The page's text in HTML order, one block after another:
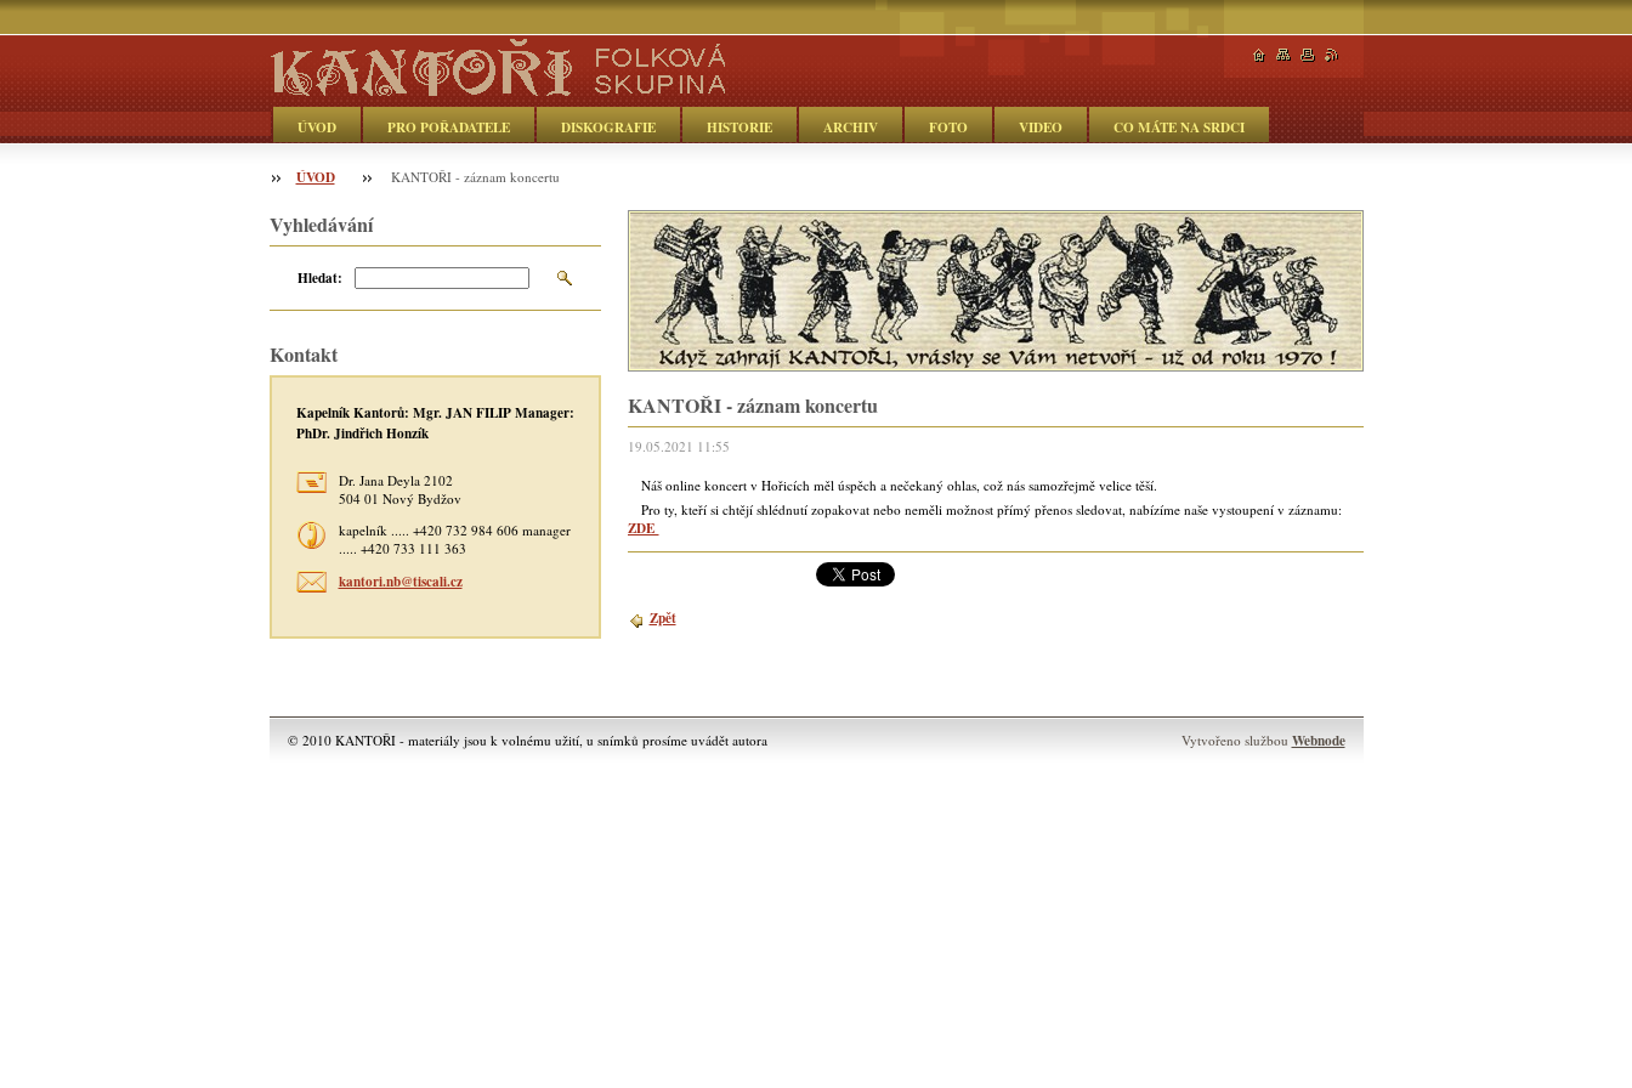
ÚVOD PRO POŘADATELE DISKOGRAFIE HISTORIE ARCHIV FOTO VIDEO CO MÁTE NA SRDCI
Objednávka
ÚVOD KANTOŘI - záznam koncertu
KANTOŘI - záznam koncertu
19.05.2021 11:55
Náš online koncert v Hořicích měl úspěch a nečekaný ohlas, což nás samozřejmě velice těší.
Pro ty, kteří si chtějí shlédnutí zopakovat nebo neměli možnost přímý přenos sledovat, nabízíme naše vystoupení v záznamu:
ZDE
Zpět
Vyhledávání
Hledat:
Kontakt
Kapelník Kantorů: Mgr. JAN FILIP Manager:
PhDr. Jindřich Honzík
Dr. Jana Deyla 2102
504 01 Nový Bydžov
kapelník ..... +420 732 984 606 manager
..... +420 733 111 363
kantori.nb@tiscali.cz
© 2010 KANTOŘI - materiály jsou k volnému užití, u snímků prosíme uvádět autora Vytvořeno službou Webnode